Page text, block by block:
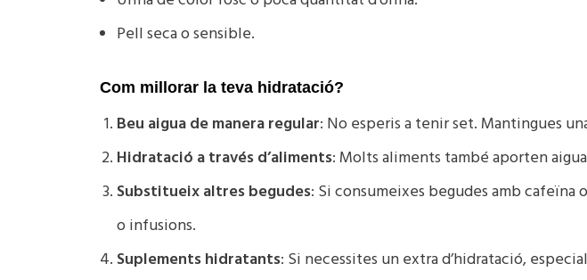
Pell seca o sensible.
Com millorar la teva hidratació?
Beu aigua de manera regular: No esperis a tenir set. Mantingues
Hidratació a través d’aliments: Molts aliments també aporten
Substitueix altres begudes: Si consumeixes begudes amb
o infusions.
Suplements hidratants: Si necessites un extra d’hidratació,